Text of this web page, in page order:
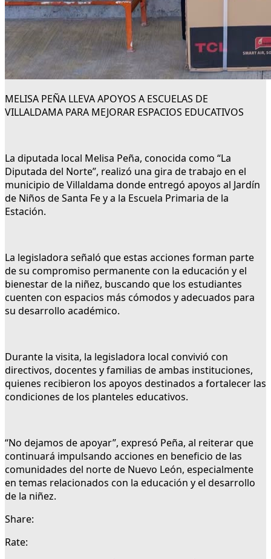
MELISA PEÑA LLEVA APOYOS A ESCUELAS DE
VILLALDAMA PARA MEJORAR ESPACIOS EDUCATIVOS
La diputada local Melisa Peña, conocida como “La
Diputada del Norte”, realizó una gira de trabajo en el
municipio de Villaldama donde entregó apoyos al Jardín
de Niños de Santa Fe y a la Escuela Primaria de la
Estación.
La legisladora señaló que estas acciones forman parte
de su compromiso permanente con la educación y el
bienestar de la niñez, buscando que los estudiantes
cuenten con espacios más cómodos y adecuados para
su desarrollo académico.
Durante la visita, la legisladora local convivió con
directivos, docentes y familias de ambas instituciones,
quienes recibieron los apoyos destinados a fortalecer las
condiciones de los planteles educativos.
“No dejamos de apoyar”, expresó Peña, al reiterar que
continuará impulsando acciones en beneficio de las
comunidades del norte de Nuevo León, especialmente
en temas relacionados con la educación y el desarrollo
de la niñez.
Share:
Rate: